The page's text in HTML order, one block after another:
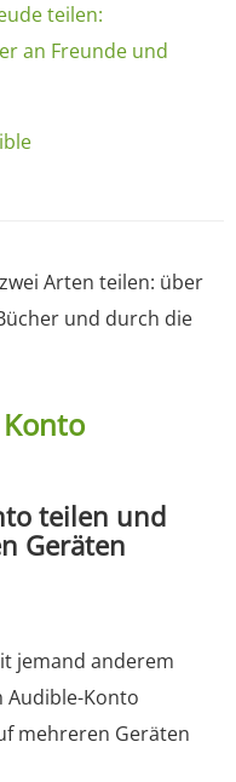
teilen:
an Freunde und
Arten teilen: über
und durch die
teilen und
Geräten
jemand anderem
Audible-Konto
mehreren Geräten